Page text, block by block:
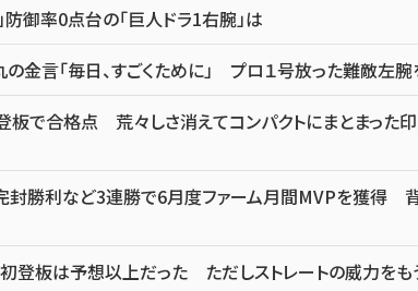
御率0点台の「巨人ドラ1右腕」は
金言「毎日、すごくために」 プロ１号放った難敵左
板で合格点 荒々しさ消えてコンパクトにまとまった
封勝利など3連勝で6月度ファーム月間MVPを獲得
登板は予想以上だった ただしストレートの威力をも